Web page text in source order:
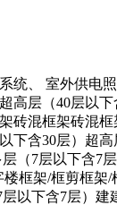
、 室外供电照
高层（40层以
砖混框架砖混
下含30层）超
（7层以下含7
框架/框剪框架
以下含7层）